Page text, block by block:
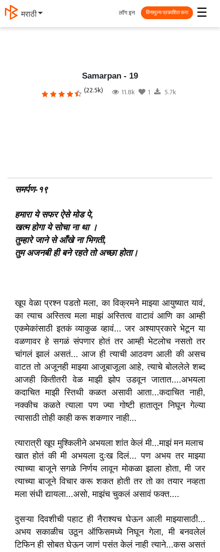
தமிழ் ☰
लॉग इन विनामूल्य प्रकाशित करा
Samarpan - 19
(22.5k) 11.8k 1 5.7k
समर्पण-१९
हमारा ये सफर ऐसे मोड पे,
खत्म होगा ये सोचा ना था ।
तुम्हारे जाने से आँखे ना भिगती,
तुम अजनबी ही बने रहते तो अच्छा होता।
खूप वेळा प्रश्न पडतो मला, का विक्रमने माझ्या आयुष्यात यावं,
का त्याच अस्तित्व मला माझं अस्तित्व वाटावं आणि का आम्ही
एकमेकांसाठी इतकं व्याकुळ व्हावं... जर अश्याप्रकारे भेटून या
वळणावर हे सगळं संपणार होतं तर आम्ही भेटलोच नसतो तर
चांगलं झालं असतं... आज ही त्याची आठवण आली की असच
वाटत तो अजूनही माझ्या आजूबाजूला आहे, त्याचे बोललेले शब्द
आजही कितीतरी वेळ माझी झोप उडवून जातात....अभयला
कदाचित माझी स्तिथी कळत असावी आता...कदाचित नाही,
नक्कीच कळते त्याला पण ज्या गोष्टी हातातून निघून गेल्या
त्यासाठी तोही काही करू शकणार नाही...
त्यारात्री खूप मुश्किलीने अभयला शांत केलं मी...माझं मन मलाच
खात होतं की मी अभयला दुःख दिलं... पण अभय तर माझ्या
त्याच्या बाजूने सगळे निर्णय लावून मोकळा झाला होता, मी जर
त्याच्या बाजूने विचार करू शकत होती तर तो का तयार नव्हता
मला संधी द्यायला...असो, माझंच चुकलं असावं फक्त....
दुसऱ्या दिवशीची पहाट ही नैराश्यच घेऊन आली माझ्यासाठी...
अभय सकाळीच उठून ऑफिसमध्ये निघून गेला, मी बनवलेलं
टिफिन ही सोबत घेऊन जाणं पसंत केलं नाही त्याने...कस असतं